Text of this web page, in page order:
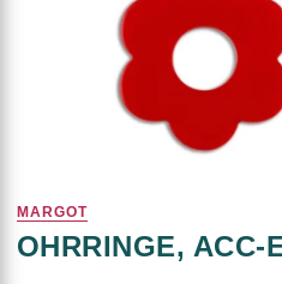
MARGOT
OHRRINGE, ACC-